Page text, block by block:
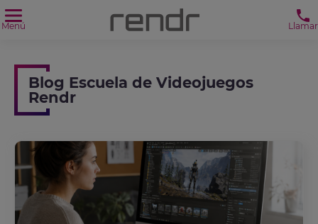
Menú Llamar
Blog Escuela de Videojuegos
Rendr